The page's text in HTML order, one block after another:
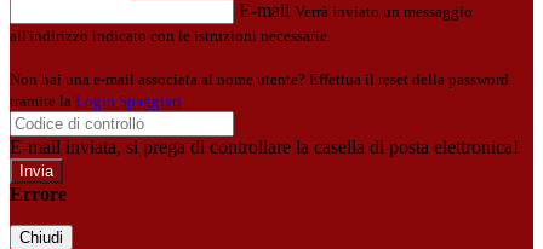
E-mail Verrà inviato un messaggio
all'indirizzo indicato con le istruzioni necessarie.
Non hai una e-mail associata al nome utente? Effettua il reset della password
tramite la Login Spaggiari
E-mail inviata, si prega di controllare la casella di posta elettronica!
Errore
Chiudi